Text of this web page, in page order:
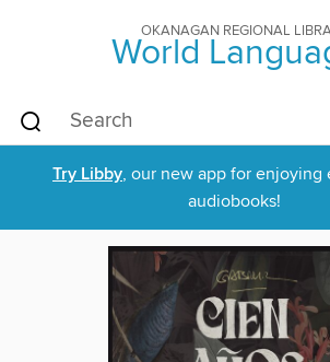
OKANAGAN REGIONAL
World
Try Libby, our new app for enjoying
audiobooks!